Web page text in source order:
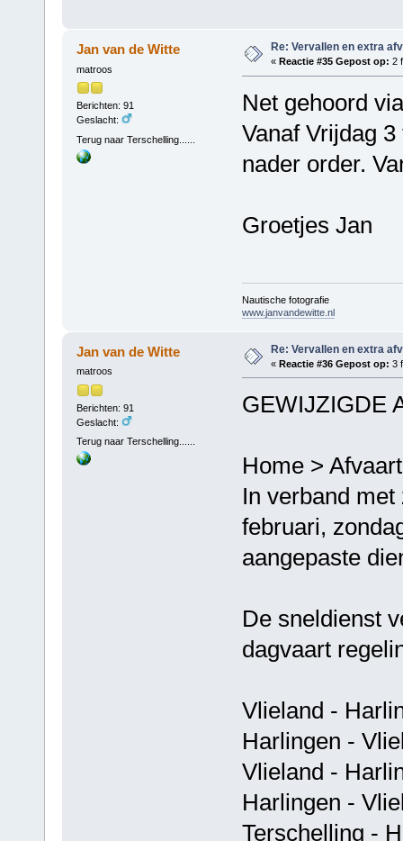
Jan van de Witte
matroos
Berichten: 91
Geslacht:
Terug naar Terschelling......
Re: Vervallen en extra
« Reactie #35 Gepost op: 2
Net gehoord
Vanaf Vrijdag
nader order.
Groetjes Jan
Nautische fotografie
www.janvandewitte.nl
Jan van de Witte
matroos
Berichten: 91
Geslacht:
Terug naar Terschelling......
Re: Vervallen en extra
« Reactie #36 Gepost op: 3
GEWIJZIGDE
Home >
In verband
februari,
aangepaste
De sneldienst
dagvaart
Vlieland -
Harlingen -
Vlieland -
Harlingen -
Terschelling -